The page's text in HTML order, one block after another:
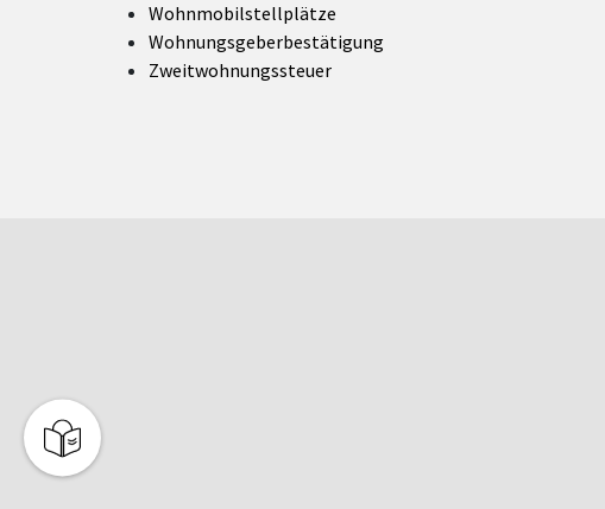
Wohnmobilstellplätze
Wohnungsgeberbestätigung
Zweitwohnungssteuer